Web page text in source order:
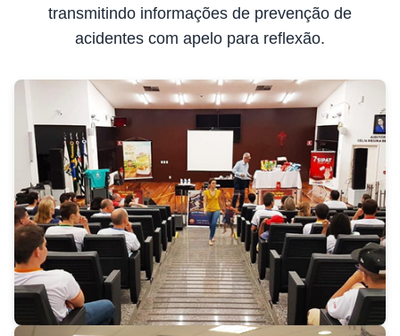
transmitindo informações de prevenção de
acidentes com apelo para reflexão.